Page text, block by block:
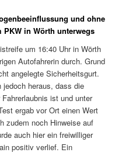
und ohne
in Wörth unterwegs
um 16:40 Uhr in Wörth
Autofahrerin durch. Grund
angelegte Sicherheitsgurt.
heraus, dass die
ist und unter
ergab vor Ort einen Wert
zudem noch Hinweise auf
auch hier ein freiwilliger
positiv verlief. Ein